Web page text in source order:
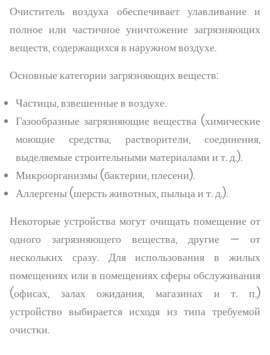
Очиститель воздуха обеспечивает улавливание и
полное или частичное уничтожение загрязняющих
веществ, содержащихся в наружном воздухе.
Основные категории загрязняющих веществ:
Частицы, взвешенные в воздухе.
Газообразные загрязняющие вещества (химические
моющие средства, растворители, соединения,
выделяемые строительными материалами и т. д.).
Микроорганизмы (бактерии, плесени).
Аллергены (шерсть животных, пыльца и т. д.).
Некоторые устройства могут очищать помещение от
одного загрязняющего вещества, другие — от
нескольких сразу. Для использования в жилых
помещениях или в помещениях сферы обслуживания
(офисах, залах ожидания, магазинах и т. п.)
устройство выбирается исходя из типа требуемой
очистки.